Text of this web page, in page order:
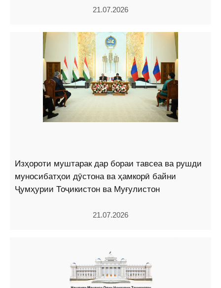
21.07.2026
Изҳороти муштарак дар бораи тавсеа ва рушди
муносибатҳои дӯстона ва ҳамкорӣ байни
Ҷумҳурии Тоҷикистон ва Муғулистон
21.07.2026